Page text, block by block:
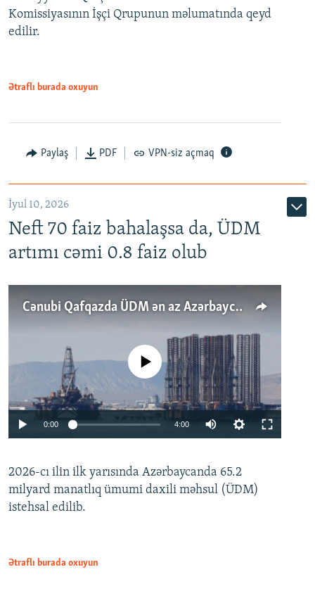
Komissiyasının İşçi Qrupunun məlumatında qeyd
edilir.
Ətraflı burada oxuyun
Paylaş PDF VPN-siz açmaq
İyul 10, 2026
Neft 70 faiz bahalaşsa da, ÜDM
artımı cəmi 0.8 faiz olub
Cənubi Qafqazda ÜDM ən az Azərbaycanda artır: Qonşuları niyə Bakını qabaqlaya bilir?
Auto 240p 360p 480p
No media source currently available
0:00 4:00
360p
480p
2026-cı ilin ilk yarısında Azərbaycanda 65.2
milyard manatlıq ümumi daxili məhsul (ÜDM)
istehsal edilib.
Ətraflı burada oxuyun